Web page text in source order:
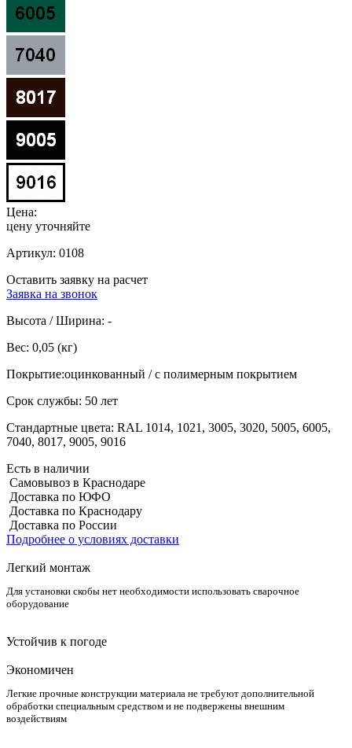
Цена:
цену уточняйте
Артикул: 0108
Оставить заявку на расчет
Заявка на звонок
Высота / Ширина: -
Вес: 0,05 (кг)
Покрытие:оцинкованный / с полимерным покрытием
Срок службы: 50 лет
Стандартные цвета: RAL 1014, 1021, 3005, 3020, 5005, 6005,
7040, 8017, 9005, 9016
Есть в наличии
Самовывоз в Краснодаре
Доставка по ЮФО
Доставка по Краснодару
Доставка по России
Подробнее о условиях доставки
Легкий монтаж
Для установки скобы нет необходимости использовать сварочное
оборудование
Устойчив к погоде
Экономичен
Легкие прочные конструкции материала не требуют дополнительной
обработки специальным средством и не подвержены внешним
воздействиям